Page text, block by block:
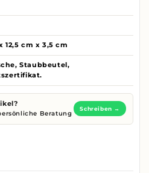
12,5 cm x 3,5 cm
Staubbeutel,
Beratung
Schreiben →